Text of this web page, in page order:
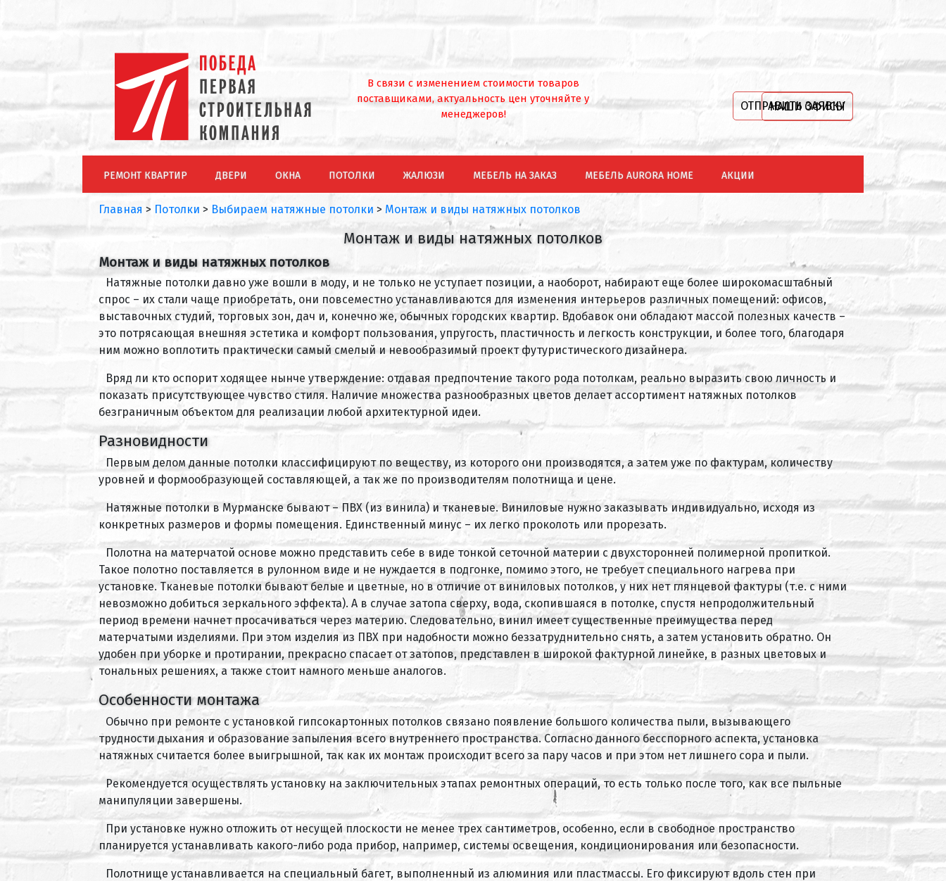
В связи с изменением стоимости товаров
поставщиками, актуальность цен уточняйте у
менеджеров!
ОТПРАВИТЬ ЗАЯВКУ
НАШИ ОФИСЫ
РЕМОНТ КВАРТИР ДВЕРИ ОКНА ПОТОЛКИ ЖАЛЮЗИ МЕБЕЛЬ НА ЗАКАЗ МЕБЕЛЬ AURORA HOME АКЦИИ
Главная > Потолки > Выбираем натяжные потолки > Монтаж и виды натяжных потолков
Монтаж и виды натяжных потолков
Монтаж и виды натяжных потолков
Натяжные потолки давно уже вошли в моду, и не только не уступает позиции, а наоборот, набирают еще более широкомасштабный
спрос – их стали чаще приобретать, они повсеместно устанавливаются для изменения интерьеров различных помещений: офисов,
выставочных студий, торговых зон, дач и, конечно же, обычных городских квартир. Вдобавок они обладают массой полезных качеств –
это потрясающая внешняя эстетика и комфорт пользования, упругость, пластичность и легкость конструкции, и более того, благодаря
ним можно воплотить практически самый смелый и невообразимый проект футуристического дизайнера.
Вряд ли кто оспорит ходящее нынче утверждение: отдавая предпочтение такого рода потолкам, реально выразить свою личность и
показать присутствующее чувство стиля. Наличие множества разнообразных цветов делает ассортимент натяжных потолков
безграничным объектом для реализации любой архитектурной идеи.
Разновидности
Первым делом данные потолки классифицируют по веществу, из которого они производятся, а затем уже по фактурам, количеству
уровней и формообразующей составляющей, а так же по производителям полотнища и цене.
Натяжные потолки в Мурманске бывают – ПВХ (из винила) и тканевые. Виниловые нужно заказывать индивидуально, исходя из
конкретных размеров и формы помещения. Единственный минус – их легко проколоть или прорезать.
Полотна на матерчатой основе можно представить себе в виде тонкой сеточной материи с двухсторонней полимерной пропиткой.
Такое полотно поставляется в рулонном виде и не нуждается в подгонке, помимо этого, не требует специального нагрева при
установке. Тканевые потолки бывают белые и цветные, но в отличие от виниловых потолков, у них нет глянцевой фактуры (т.е. с ними
невозможно добиться зеркального эффекта). А в случае затопа сверху, вода, скопившаяся в потолке, спустя непродолжительный
период времени начнет просачиваться через материю. Следовательно, винил имеет существенные преимущества перед
матерчатыми изделиями. При этом изделия из ПВХ при надобности можно беззатруднительно снять, а затем установить обратно. Он
удобен при уборке и протирании, прекрасно спасает от затопов, представлен в широкой фактурной линейке, в разных цветовых и
тональных решениях, а также стоит намного меньше аналогов.
Особенности монтажа
Обычно при ремонте с установкой гипсокартонных потолков связано появление большого количества пыли, вызывающего
трудности дыхания и образование запыления всего внутреннего пространства. Согласно данного бесспорного аспекта, установка
натяжных считается более выигрышной, так как их монтаж происходит всего за пару часов и при этом нет лишнего сора и пыли.
Рекомендуется осуществлять установку на заключительных этапах ремонтных операций, то есть только после того, как все пыльные
манипуляции завершены.
При установке нужно отложить от несущей плоскости не менее трех сантиметров, особенно, если в свободное пространство
планируется устанавливать какого-либо рода прибор, например, системы освещения, кондиционирования или безопасности.
Полотнище устанавливается на специальный багет, выполненный из алюминия или пластмассы. Его фиксируют вдоль стен при